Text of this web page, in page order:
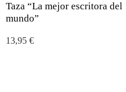
Taza “La mejor escritora del
mundo”
13,95 €